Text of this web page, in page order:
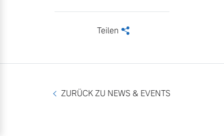
Teilen <
ZURÜCK ZU NEWS & EVENTS